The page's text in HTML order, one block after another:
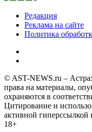
Редакция
Реклама на сайте
Политика
© AST-NEWS.ru –
права на материалы,
охраняются в
Цитирование и
активной
18+